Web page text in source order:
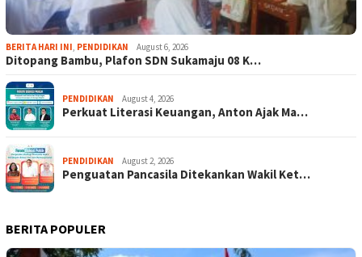
BERITA HARI INI, PENDIDIKAN August 6, 2026
Ditopang Bambu, Plafon SDN Sukamaju 08 K…
PENDIDIKAN August 4, 2026
Perkuat Literasi Keuangan, Anton Ajak Ma…
PENDIDIKAN August 2, 2026
Penguatan Pancasila Ditekankan Wakil Ket…
BERITA POPULER